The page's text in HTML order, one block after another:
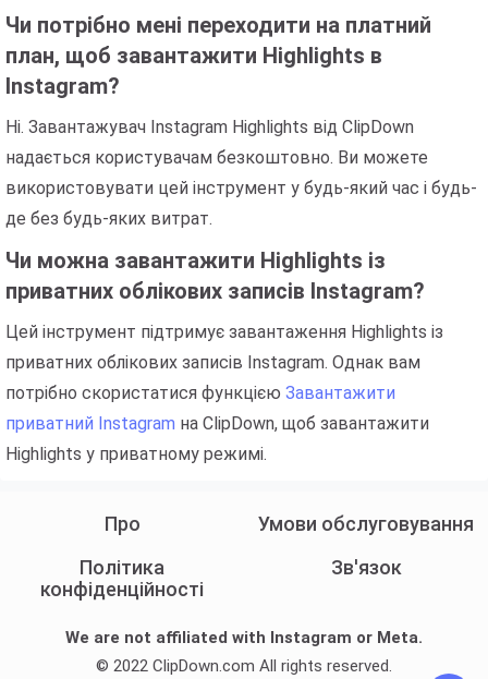
Чи потрібно мені переходити на платний
план, щоб завантажити Highlights в
Instagram?
Ні. Завантажувач Instagram Highlights від ClipDown
надається користувачам безкоштовно. Ви можете
використовувати цей інструмент у будь-який час і будь-
де без будь-яких витрат.
Чи можна завантажити Highlights із
приватних облікових записів Instagram?
Цей інструмент підтримує завантаження Highlights із
приватних облікових записів Instagram. Однак вам
потрібно скористатися функцією Завантажити
приватний Instagram на ClipDown, щоб завантажити
Highlights у приватному режимі.
Про
Умови обслуговування
Політика
конфіденційності
Зв'язок
We are not affiliated with Instagram or Meta.
© 2022 ClipDown.com All rights reserved.